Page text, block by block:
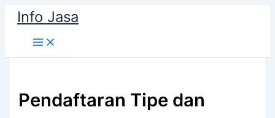
Skip
content
Info Jasa
Pendaftaran Tipe dan